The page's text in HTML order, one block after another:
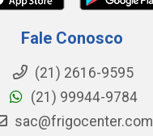
Fale Conosco
(21) 2616-9595
(21) 99944-9784
sac@frigocenter.com